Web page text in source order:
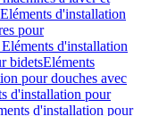
d'installation
pour
d'installation
bidetsEléments
pour douches avec
d'installation pour
d'installation pour